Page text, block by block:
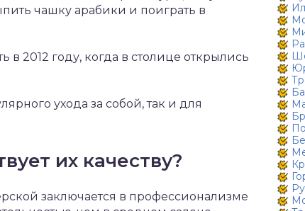
чашку арабики и поиграть в
2012 году, когда в столице открылись
ухода за собой, так и для
их качеству?
заключается в профессионализме